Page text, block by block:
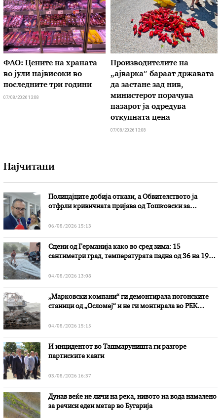
ФАО: Цените на храната
во јули највисоки во
последните три години
07/08/2026 13:08
Производителите на
„ајварка“ бараат државата
да застане зад нив,
министерот порачува
пазарот ја одредува
откупната цена
07/08/2026 13:08
Најчитани
Полицајците добија откази, а Обвителството ја
отфрли кривичната пријава од Тошковски за
06/08/2026 15:13
Сцени од Германија како во сред зима: 15
сантиметри град, температурата падна од 36 на 19
04/08/2026 13:08
„Марковски компани“ ги демонтирала погонските
станици од „Осломеј“ и не ги монтирала во РЕК
04/08/2026 15:15
И инцидентот во Ташмаруништa ги разгоре
партиските кавги
03/08/2026 16:37
Дунав веќе не личи на река, нивото на вода намалено
за речиси еден метар во Бугарија